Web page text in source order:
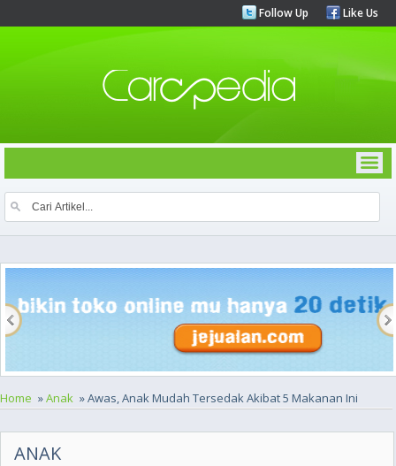
Follow Up Like Us
Home »Anak » Awas, Anak Mudah Tersedak Akibat 5 Makanan Ini
ANAK